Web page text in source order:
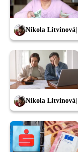
Nikola Litvinová
Nikola Litvinová